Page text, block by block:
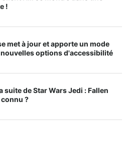
!
met à jour et apporte un mode
options d'accessibilité
suite de Star Wars Jedi : Fallen
?